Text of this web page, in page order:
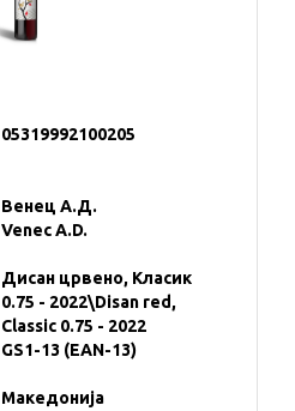
05319992100205
Венец А.Д.
Venec A.D.
Дисан црвено, Класик
0.75 - 2022\Disan red,
Classic 0.75 - 2022
GS1-13 (EAN-13)
Македонија